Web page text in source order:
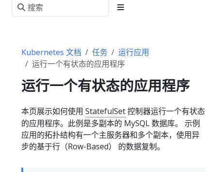
Kubernetes 文档 任务
运行应用
运行一个有状态的应用程序
运行一个有状态的应用程序
本页展示如何使用 StatefulSet控制器运行一个有状态
的应用程序。此例是多副本的 MySQL 数据库。 示例
应用的拓扑结构有一个主服务器和多个副本，使用异
步的基于行（Row-Based） 的数据复制。